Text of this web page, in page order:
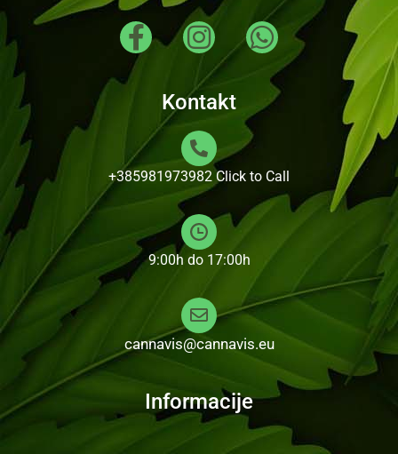
Kontakt
+385981973982 Click to Call
9:00h do 17:00h
cannavis@cannavis.eu
Informacije